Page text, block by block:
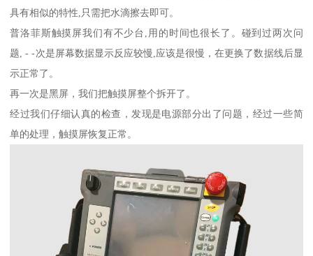
具有相似的特性,只需把水滴擦去即可。
普洛菲斯触摸屏我们有不少台,用的时间也很长了。碰到过两次问
题, - -次是屏幕数据显示反应较慢,应该是很慢，在更换了数据线后显
示正常了。
再一次是黑屏，我们把触摸屏整个拆开了。
经过我们仔细认真的检查，发现是电源部分出了问题，经过一些简
单的处理，触摸屏恢复正常。